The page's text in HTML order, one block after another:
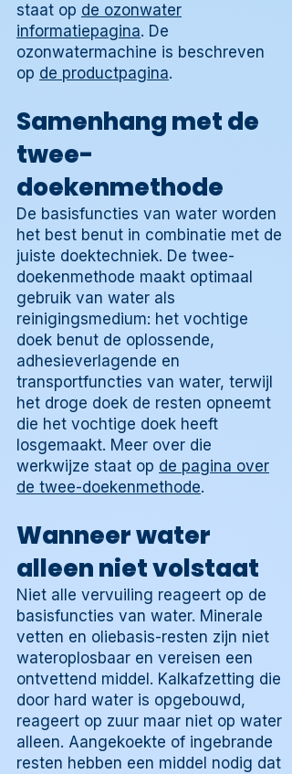
staat op de ozonwater
informatiepagina. De
ozonwatermachine is beschreven
op de productpagina.
Samenhang met de
twee-
doekenmethode
De basisfuncties van water worden
het best benut in combinatie met de
juiste doektechniek. De twee-
doekenmethode maakt optimaal
gebruik van water als
reinigingsmedium: het vochtige
doek benut de oplossende,
adhesieverlagende en
transportfuncties van water, terwijl
het droge doek de resten opneemt
die het vochtige doek heeft
losgemaakt. Meer over die
werkwijze staat op de pagina over
de twee-doekenmethode.
Wanneer water
alleen niet volstaat
Niet alle vervuiling reageert op de
basisfuncties van water. Minerale
vetten en oliebasis-resten zijn niet
wateroplosbaar en vereisen een
ontvettend middel. Kalkafzetting die
door hard water is opgebouwd,
reageert op zuur maar niet op water
alleen. Aangekoekte of ingebrande
resten hebben een middel nodig dat